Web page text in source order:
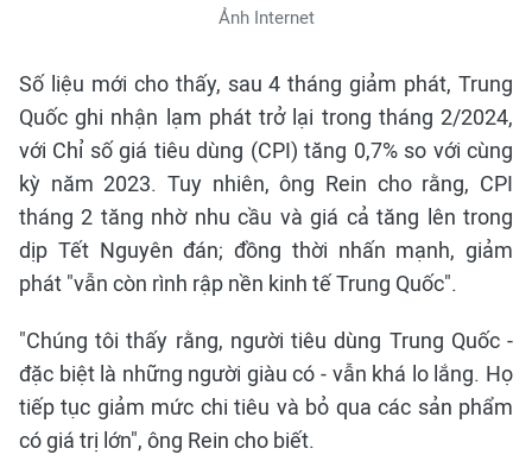
Ảnh Internet
Số liệu mới cho thấy, sau 4 tháng giảm phát, Trung
Quốc ghi nhận lạm phát trở lại trong tháng 2/2024,
với Chỉ số giá tiêu dùng (CPI) tăng 0,7% so với cùng
kỳ năm 2023. Tuy nhiên, ông Rein cho rằng, CPI
tháng 2 tăng nhờ nhu cầu và giá cả tăng lên trong
dịp Tết Nguyên đán; đồng thời nhấn mạnh, giảm
phát "vẫn còn rình rập nền kinh tế Trung Quốc".
"Chúng tôi thấy rằng, người tiêu dùng Trung Quốc -
đặc biệt là những người giàu có - vẫn khá lo lắng. Họ
tiếp tục giảm mức chi tiêu và bỏ qua các sản phẩm
có giá trị lớn", ông Rein cho biết.